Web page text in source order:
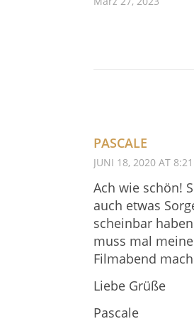
PASCALE
JUNI 18, 2020 AT 8:21
Ach wie schön!
auch etwas
scheinbar
muss mal
Filmabend
Liebe Grüße
Pascale